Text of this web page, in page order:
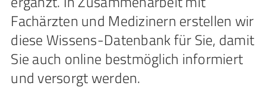
Fachärzten und Medizinern erstellen wir
diese Wissens-Datenbank für Sie, damit
Sie auch online bestmöglich informiert
und versorgt werden.